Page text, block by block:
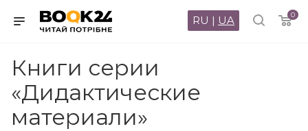
0
RU | UA
Книги серии
«Дидактические
материали»